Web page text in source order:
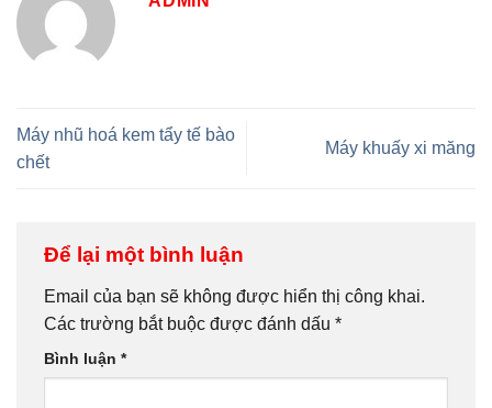
Máy nhũ hoá kem tẩy tế bào
chết
Máy khuấy xi măng
Để lại một bình luận
Email của bạn sẽ không được hiển thị công khai.
Các trường bắt buộc được đánh dấu *
Bình luận *